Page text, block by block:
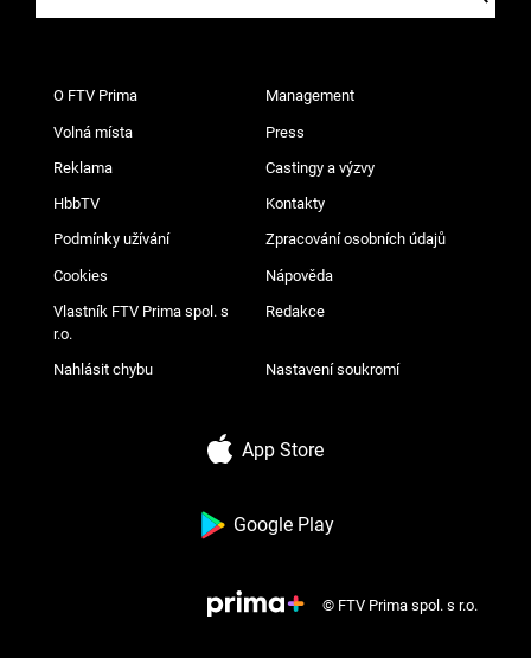
O FTV Prima Management
Volná místa Press
Reklama Castingy a výzvy
HbbTV Kontakty
Podmínky užívání Zpracování osobních údajů
Cookies Nápověda
Vlastník FTV Prima spol. s
r.o.
Redakce
Nahlásit chybu Nastavení soukromí
App Store
Google Play
© FTV Prima spol. s r.o.